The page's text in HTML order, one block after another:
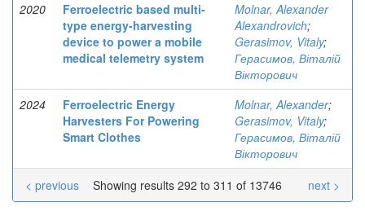
2020
Ferroelectric based multi-
type energy-harvesting
device to power a mobile
medical telemetry system
Molnar, Alexander
Alexandrovich;
Gerasimov, Vitaly;
Герасимов, Віталій
Вікторович
2024
Ferroelectric Energy
Harvesters For Powering
Smart Clothes
Molnar, Alexander;
Gerasimov, Vitaly;
Герасимов, Віталій
Вікторович
Showing results 292 to 311 of 13746
< previous next >